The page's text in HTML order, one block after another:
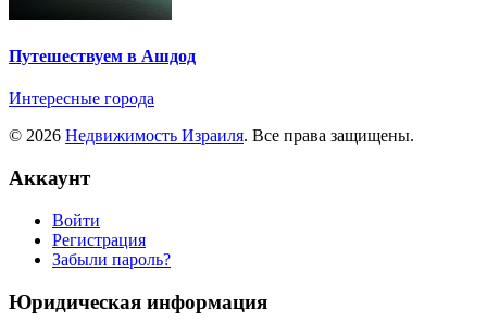
Путешествуем в Ашдод
Интересные города
© 2026 Недвижимость Израиля. Все права защищены.
Аккаунт
Войти
Регистрация
Забыли пароль?
Юридическая информация